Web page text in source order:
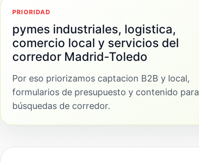
PRIORIDAD
pymes industriales, logistica,
comercio local y servicios del
corredor Madrid-Toledo
Por eso priorizamos captacion B2B y local,
formularios de presupuesto y contenido para
búsquedas de corredor.